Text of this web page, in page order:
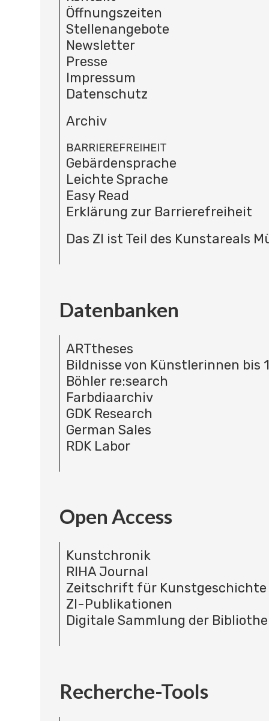
Öffnungszeiten
Stellenangebote
Newsletter
Presse
Impressum
Datenschutz
Archiv
BARRIEREFREIHEIT
Gebärdensprache
Leichte Sprache
Easy Read
Erklärung zur Barrierefreiheit
Das ZI ist Teil des Kunstareals
Datenbanken
ARTtheses
Bildnisse von Künstlerinnen bis
Böhler re:search
Farbdiaarchiv
GDK Research
German Sales
RDK Labor
Open Access
Kunstchronik
RIHA Journal
Zeitschrift für Kunstgeschichte
ZI-Publikationen
Digitale Sammlung der
Recherche-Tools